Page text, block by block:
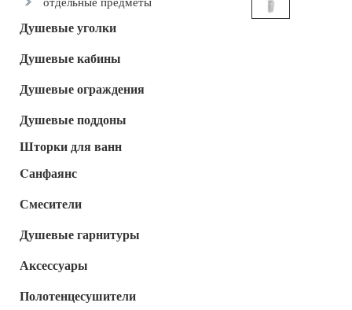
Душевые уголки
Душевые кабины
Душевые ограждения
Душевые поддоны
Шторки для ванн
Cанфаянс
Смесители
Душевые гарнитуры
Аксессуары
Полотенцесушители